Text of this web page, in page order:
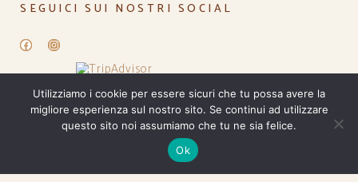
SEGUICI SUI NOSTRI SOCIAL
FacebookInstagram
PRIVACY POLICY
Utilizziamo i cookie per essere sicuri che tu possa avere la
migliore esperienza sul nostro sito. Se continui ad utilizzare
questo sito noi assumiamo che tu ne sia felice.
Ok